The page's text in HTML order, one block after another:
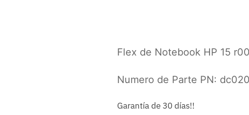
Flex de Notebook HP 15
Numero de Parte PN:
Garantía de 30 días!!